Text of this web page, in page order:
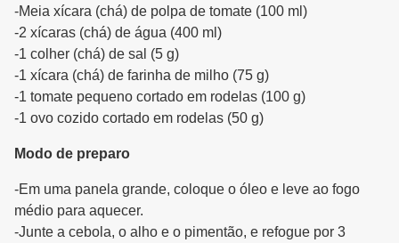
-Meia xícara (chá) de polpa de tomate (100 ml)
-2 xícaras (chá) de água (400 ml)
-1 colher (chá) de sal (5 g)
-1 xícara (chá) de farinha de milho (75 g)
-1 tomate pequeno cortado em rodelas (100 g)
-1 ovo cozido cortado em rodelas (50 g)
Modo de preparo
-Em uma panela grande, coloque o óleo e leve ao fogo
médio para aquecer.
-Junte a cebola, o alho e o pimentão, e refogue por 3